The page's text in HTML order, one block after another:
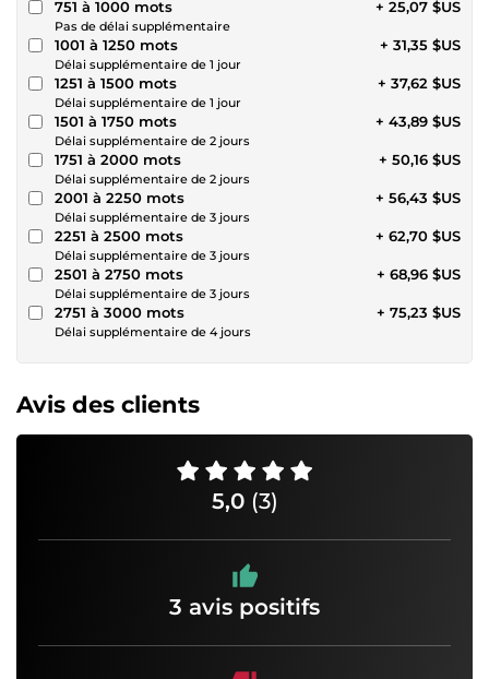
751 à 1000 mots
Pas de délai supplémentaire
+ 25,07 $US
1001 à 1250 mots
Délai supplémentaire de 1 jour
+ 31,35 $US
1251 à 1500 mots
Délai supplémentaire de 1 jour
+ 37,62 $US
1501 à 1750 mots
Délai supplémentaire de 2 jours
+ 43,89 $US
1751 à 2000 mots
Délai supplémentaire de 2 jours
+ 50,16 $US
2001 à 2250 mots
Délai supplémentaire de 3 jours
+ 56,43 $US
2251 à 2500 mots
Délai supplémentaire de 3 jours
+ 62,70 $US
2501 à 2750 mots
Délai supplémentaire de 3 jours
+ 68,96 $US
2751 à 3000 mots
Délai supplémentaire de 4 jours
+ 75,23 $US
Avis des clients
5,0 (3)
3 avis positifs